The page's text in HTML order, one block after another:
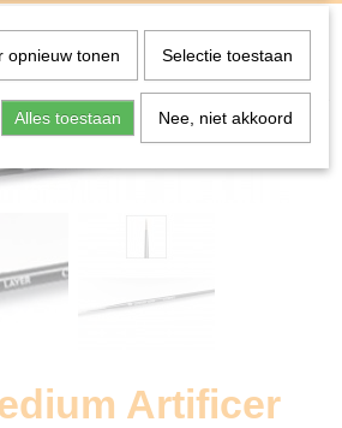
>Citadel Medium Artificer
Artificer
opnieuw tonen Selectie toestaan
Alles toestaan Nee, niet akkoord